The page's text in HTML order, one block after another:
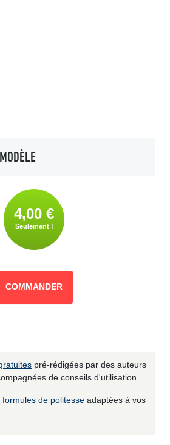
4,00 €
Seulement !
COMMANDER
pré-rédigées par des auteurs
de conseils d'utilisation.
formules de politesse adaptées à vos